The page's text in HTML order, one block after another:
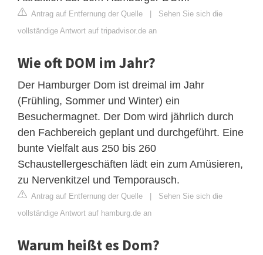
Antrag auf Entfernung der Quelle | Sehen Sie sich die
vollständige Antwort auf tripadvisor.de an
Wie oft DOM im Jahr?
Der Hamburger Dom ist dreimal im Jahr
(Frühling, Sommer und Winter) ein
Besuchermagnet. Der Dom wird jährlich durch
den Fachbereich geplant und durchgeführt. Eine
bunte Vielfalt aus 250 bis 260
Schaustellergeschäften lädt ein zum Amüsieren,
zu Nervenkitzel und Temporausch.
Antrag auf Entfernung der Quelle | Sehen Sie sich die
vollständige Antwort auf hamburg.de an
Warum heißt es Dom?